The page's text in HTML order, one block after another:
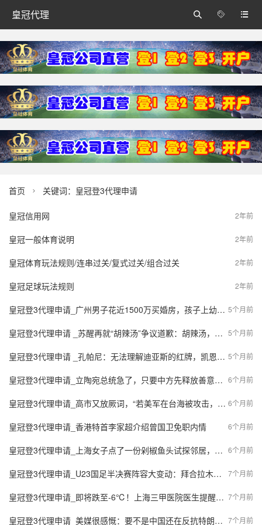
皇冠代理 


首页  关键词：皇冠登3代理申请
2年前
皇冠信用网
2年前
皇冠一般体育说明
2年前
皇冠体育玩法规则/连串过关/复式过关/组合过关
2年前
皇冠足球玩法规则
5个月前
皇冠登3代理申请_广州男子花近1500万买婚房，孩子上幼儿园了，房子还没着落
5个月前
皇冠登3代理申请 _苏醒再就“胡辣汤”争议道歉：胡辣汤，对不起
5个月前
皇冠登3代理申请 _孔帕尼：无法理解迪亚斯的红牌，凯恩那是明显的进球！
6个月前
皇冠登3代理申请_立陶宛总统急了，只要中方先释放善意，立陶宛就愿意访华，中方已读不回！
6个月前
皇冠登3代理申请_高市又放厥词，“若美军在台海被攻击，日本不能坐视不理”
6个月前
皇冠登3代理申请_香港特首李家超介绍曾国卫免职内情
6个月前
皇冠登3代理申请_上海女子点了一份剁椒鱼头试探邻居，从此彻底扎进爱情…结果傻眼了
7个月前
皇冠登3代理申请_U23国足半决赛阵容大变动：拜合拉木、王钰栋、徐彬等人全部替补，战术布局引发热议
7个月前
皇冠登3代理申请_即将跌至-6℃！上海三甲医院医生提醒：最近减肥事半功倍！
7个月前
皇冠登3代理申请_美媒很感慨：要不是中国还在反抗特朗普，几乎全世界都向他投降了